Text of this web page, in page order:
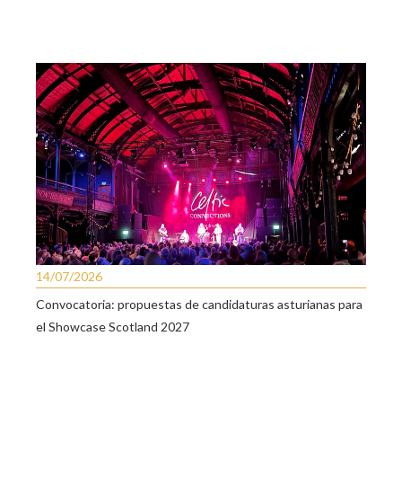
14/07/2026
Convocatoria: propuestas de candidaturas asturianas para
el Showcase Scotland 2027